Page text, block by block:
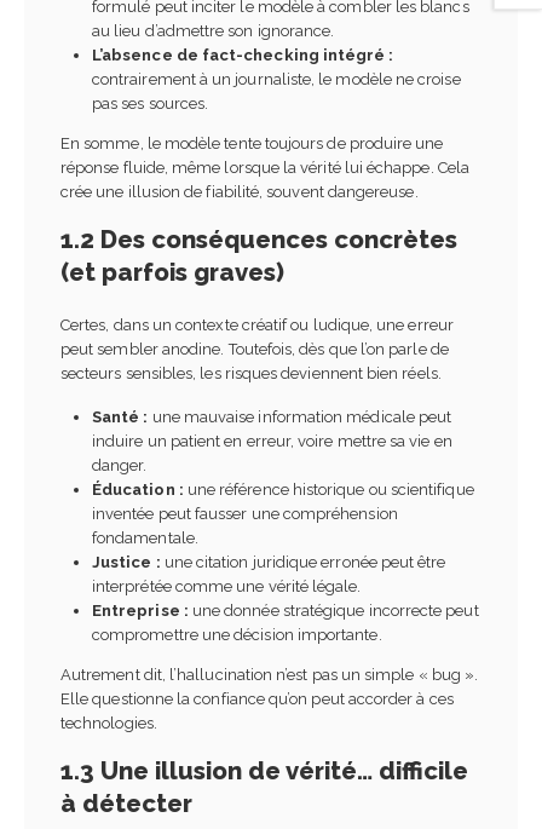
formulé peut inciter le modèle à combler les blancs
au lieu d’admettre son ignorance.
L’absence de fact-checking intégré :
contrairement à un journaliste, le modèle ne croise
pas ses sources.
En somme, le modèle tente toujours de produire une
réponse fluide, même lorsque la vérité lui échappe. Cela
crée une illusion de fiabilité, souvent dangereuse.
1.2 Des conséquences concrètes
(et parfois graves)
Certes, dans un contexte créatif ou ludique, une erreur
peut sembler anodine. Toutefois, dès que l’on parle de
secteurs sensibles, les risques deviennent bien réels.
Santé : une mauvaise information médicale peut
induire un patient en erreur, voire mettre sa vie en
danger.
Éducation : une référence historique ou scientifique
inventée peut fausser une compréhension
fondamentale.
Justice : une citation juridique erronée peut être
interprétée comme une vérité légale.
Entreprise : une donnée stratégique incorrecte peut
compromettre une décision importante.
Autrement dit, l’hallucination n’est pas un simple « bug ».
Elle questionne la confiance qu’on peut accorder à ces
technologies.
1.3 Une illusion de vérité… difficile
à détecter